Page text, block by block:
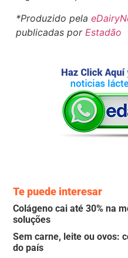
*Produzido pela
publicadas por Estadão
Te puede interesar
Colágeno cai até 30% na
soluções
Sem carne, leite ou ovos:
do país